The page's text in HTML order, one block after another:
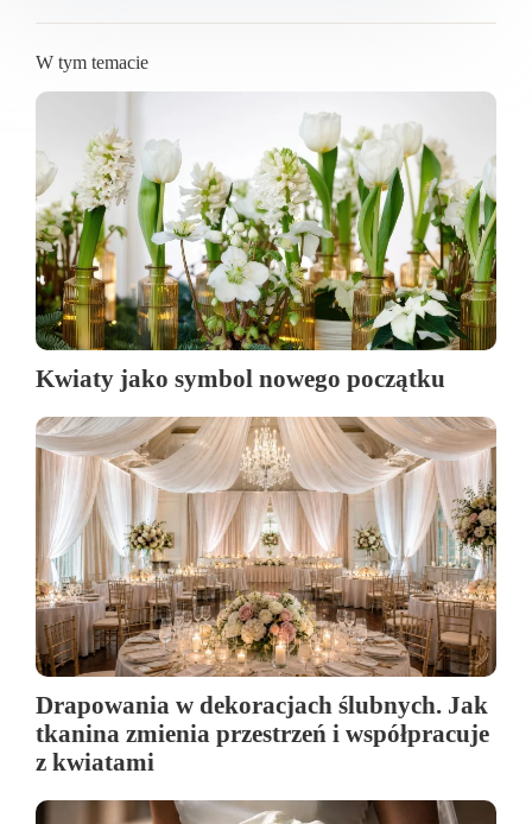
W tym temacie
Kwiaty jako symbol nowego początku
Drapowania w dekoracjach ślubnych. Jak
tkanina zmienia przestrzeń i współpracuje
z kwiatami